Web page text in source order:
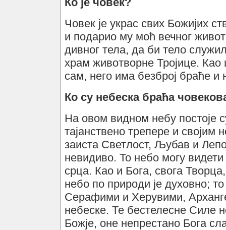
Човек је украс свих Божијих
и подарио му моћ вечног
дивног тела, да би тело
храм животворне Тројице. Као
сам, него има безброј браће
Ко су небеска браћа
На овом видном небу постоје
тајанствено трепере и својим
заиста Светлост, Љубав и
невидиво. То небо могу
срца. Као и Бога, свога
небо по природи је духовно;
Серафими и Херувими,
небеске. Те бестелесне Силе
Божје, оне непрестано Бога